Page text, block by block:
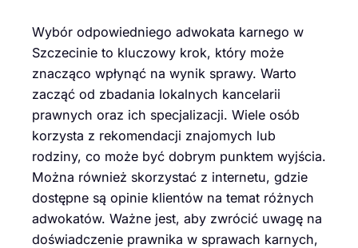
Wybór odpowiedniego adwokata karnego w
Szczecinie to kluczowy krok, który może
znacząco wpłynąć na wynik sprawy. Warto
zacząć od zbadania lokalnych kancelarii
prawnych oraz ich specjalizacji. Wiele osób
korzysta z rekomendacji znajomych lub
rodziny, co może być dobrym punktem wyjścia.
Można również skorzystać z internetu, gdzie
dostępne są opinie klientów na temat różnych
adwokatów. Ważne jest, aby zwrócić uwagę na
doświadczenie prawnika w sprawach karnych,